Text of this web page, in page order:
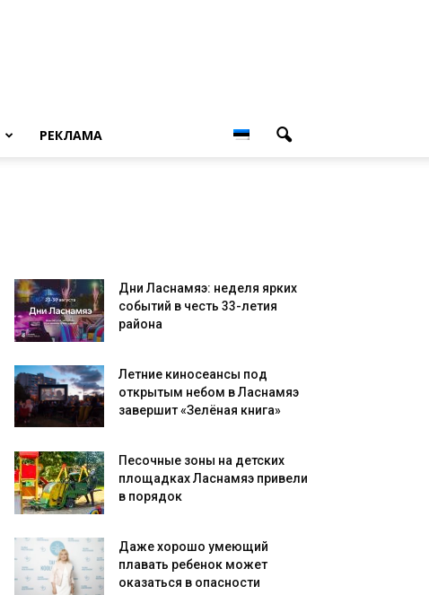
РЕКЛАМА
Дни Ласнамяэ: неделя ярких
событий в честь 33-летия
района
Летние киносеансы под
открытым небом в Ласнамяэ
завершит «Зелёная книга»
Песочные зоны на детских
площадках Ласнамяэ привели
в порядок
Даже хорошо умеющий
плавать ребенок может
оказаться в опасности